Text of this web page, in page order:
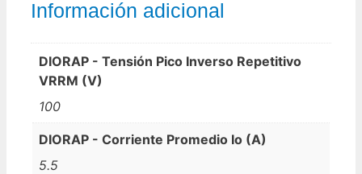
Información adicional
DIORAP - Tensión Pico Inverso Repetitivo
VRRM (V)
100
DIORAP - Corriente Promedio Io (A)
5.5